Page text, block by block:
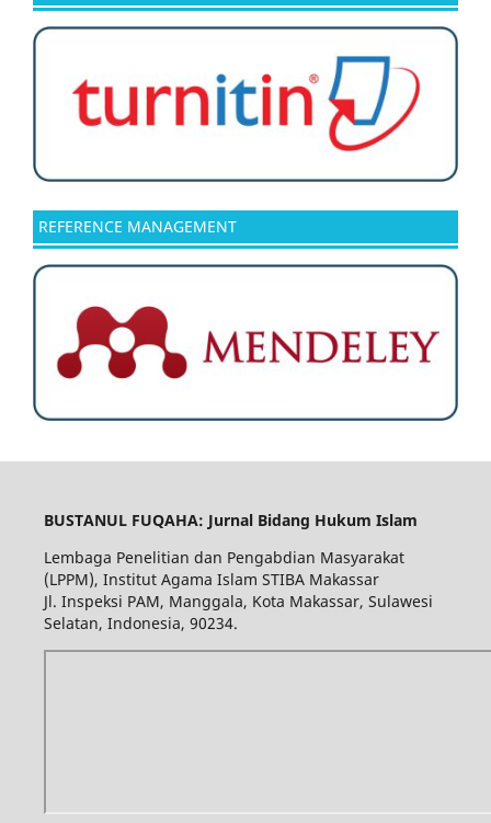
REFERENCE MANAGEMENT
BUSTANUL FUQAHA: Jurnal Bidang Hukum Islam
Lembaga Penelitian dan Pengabdian Masyarakat
(LPPM), Institut Agama Islam STIBA Makassar
Jl. Inspeksi PAM, Manggala, Kota Makassar, Sulawesi
Selatan, Indonesia, 90234.